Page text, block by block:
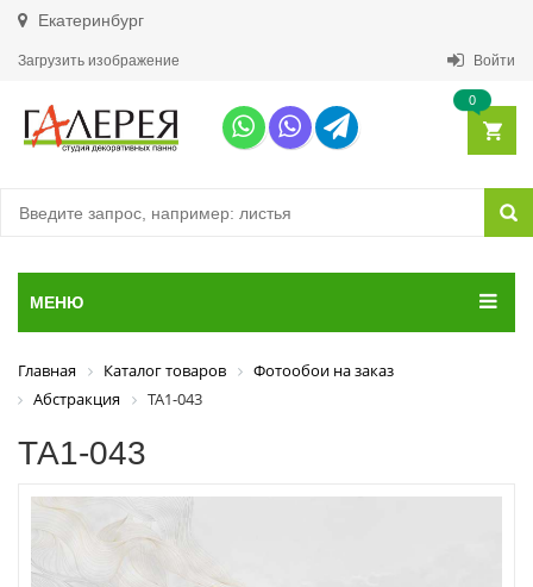
Екатеринбург
Загрузить изображение Войти
0
МЕНЮ
Главная Каталог товаров
Фотообои на заказ
Абстракция
ТА1-043
ТА1-043